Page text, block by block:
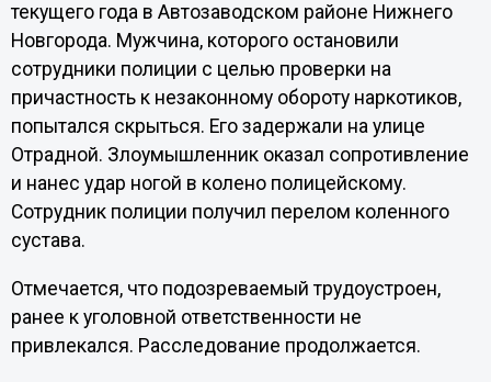
текущего года в Автозаводском районе Нижнего
Новгорода. Мужчина, которого остановили
сотрудники полиции с целью проверки на
причастность к незаконному обороту наркотиков,
попытался скрыться. Его задержали на улице
Отрадной. Злоумышленник оказал сопротивление
и нанес удар ногой в колено полицейскому.
Сотрудник полиции получил перелом коленного
сустава.
Отмечается, что подозреваемый трудоустроен,
ранее к уголовной ответственности не
привлекался. Расследование продолжается.